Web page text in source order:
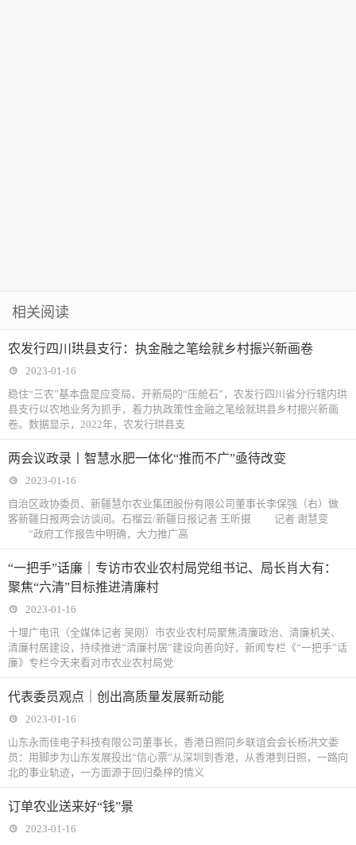
相关阅读
农发行四川珙县支行：执金融之笔绘就乡村振兴新画卷
2023-01-16
稳住“三农”基本盘是应变局、开新局的“压舱石”，农发行四川省分行辖内珙
县支行以农地业务为抓手，着力执政策性金融之笔绘就珙县乡村振兴新画
卷。数据显示，2022年，农发行珙县支
两会议政录丨智慧水肥一体化“推而不广”亟待改变
2023-01-16
自治区政协委员、新疆慧尔农业集团股份有限公司董事长李保强（右）做
客新疆日报两会访谈间。石榴云/新疆日报记者 王昕摄 记者 谢慧变
“政府工作报告中明确，大力推广高
“一把手”话廉｜专访市农业农村局党组书记、局长肖大有：
聚焦“六清”目标推进清廉村
2023-01-16
十堰广电讯（全媒体记者 吴刚）市农业农村局聚焦清廉政治、清廉机关、
清廉村居建设，持续推进“清廉村居”建设向善向好，新闻专栏《“一把手”话
廉》专栏今天来看对市农业农村局党
代表委员观点｜创出高质量发展新动能
2023-01-16
山东永而佳电子科技有限公司董事长，香港日照同乡联谊会会长杨洪文委
员：用脚步为山东发展投出“信心票”从深圳到香港，从香港到日照，一路向
北的事业轨迹，一方面源于回归桑梓的情义
订单农业送来好“钱”景
2023-01-16